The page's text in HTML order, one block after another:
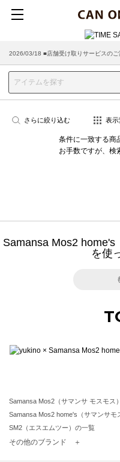
2026/03/18 ■店舗受け取りサービスのご
さらに絞り込む 表示
条件に一致する商
お手数ですが、検
Samansa Mos2 home's
を使
Samansa Mos2（サマンサ モスモス
Samansa Mos2 home's（サマンサモ
SM2（エスエムツー）の一覧
TSUHARU by Samansa Mos2（ツハ
その他のブランド ＋